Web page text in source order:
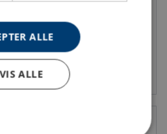
Se produkt
ALLE
ALLE